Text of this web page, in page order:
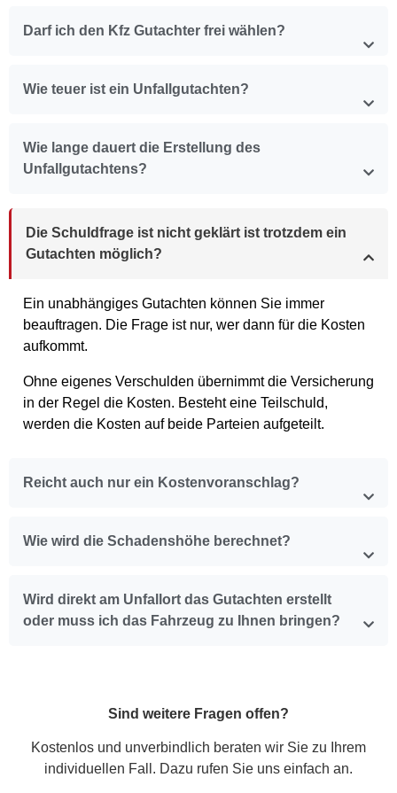
Darf ich den Kfz Gutachter frei wählen?
Wie teuer ist ein Unfallgutachten?
Wie lange dauert die Erstellung des
Unfallgutachtens?
Die Schuldfrage ist nicht geklärt ist trotzdem ein
Gutachten möglich?
Ein unabhängiges Gutachten können Sie immer
beauftragen. Die Frage ist nur, wer dann für die Kosten
aufkommt.
Ohne eigenes Verschulden übernimmt die Versicherung
in der Regel die Kosten. Besteht eine Teilschuld,
werden die Kosten auf beide Parteien aufgeteilt.
Reicht auch nur ein Kostenvoranschlag?
Wie wird die Schadenshöhe berechnet?
Wird direkt am Unfallort das Gutachten erstellt
oder muss ich das Fahrzeug zu Ihnen bringen?
Sind weitere Fragen offen?
Kostenlos und unverbindlich beraten wir Sie zu Ihrem
individuellen Fall. Dazu rufen Sie uns einfach an.